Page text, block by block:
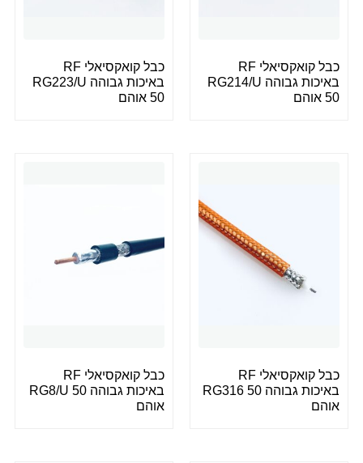
כבל קואקסיאלי RF
באיכות גבוהה RG214/U
50 אוהם
כבל קואקסיאלי RF
באיכות גבוהה RG223/U
50 אוהם
כבל קואקסיאלי RF
באיכות גבוהה RG316 50
אוהם
כבל קואקסיאלי RF
באיכות גבוהה RG8/U 50
אוהם